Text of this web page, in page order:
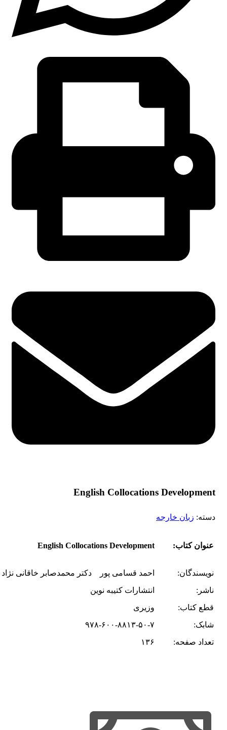
English Collocations Development
دسته: زبان خارجه
عنوان کتاب: English Collocations Development
نویسندگان:
احمد قسامی پور دکتر محمد‌صابر خاقانی نژاد
ناشر:
انتشارات کتیبه نوین
قطع کتاب:
وزیری
شابک:
۹۷۸-۶۰۰-۸۸۱۳-۵۰-۷
تعداد صفحه:
۱۳۶